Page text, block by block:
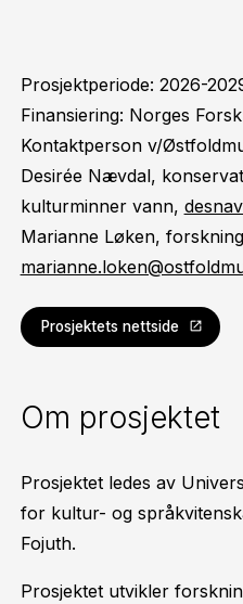
Prosjektperiode: 2026-
Finansiering: Norges
Kontaktperson v/
Desirée Nævdal,
kulturminner vann,
Marianne Løken,
Prosjektets nettside
Om prosjektet
Prosjektet ledes av
for kultur- og
Fojuth.
Prosjektet utvikler